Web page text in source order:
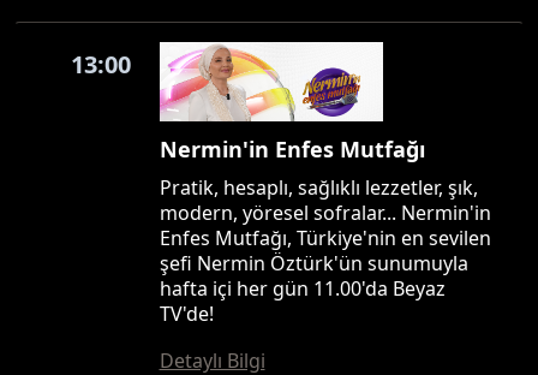
13:00
Nermin'in Enfes Mutfağı
Pratik, hesaplı, sağlıklı lezzetler, şık,
modern, yöresel sofralar... Nermin'in
Enfes Mutfağı, Türkiye'nin en sevilen
şefi Nermin Öztürk'ün sunumuyla
hafta içi her gün 11.00'da Beyaz
TV'de!
Detaylı Bilgi